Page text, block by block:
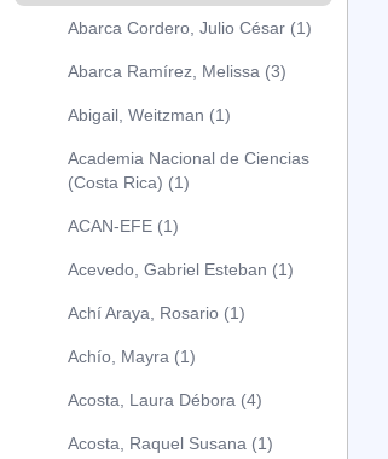
Abarca Cordero, Julio César (1)
Abarca Ramírez, Melissa (3)
Abigail, Weitzman (1)
Academia Nacional de Ciencias
(Costa Rica) (1)
ACAN-EFE (1)
Acevedo, Gabriel Esteban (1)
Achí Araya, Rosario (1)
Achío, Mayra (1)
Acosta, Laura Débora (4)
Acosta, Raquel Susana (1)